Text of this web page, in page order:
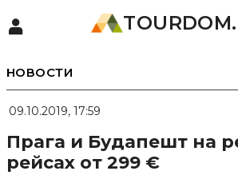
НОВОСТИ
09.10.2019, 17:59
Прага и Будапешт на
рейсах от 299 €